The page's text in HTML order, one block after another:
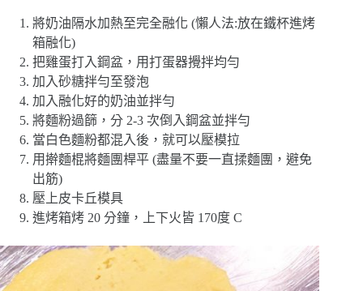
將奶油隔水加熱至完全融化 (懶人法:放在鐵杯進烤
箱融化)
把雞蛋打入鋼盆，用打蛋器攪拌均勻
加入砂糖拌勻至發泡
加入融化好的奶油並拌勻
將麵粉過篩，分 2-3 次倒入鋼盆並拌勻
當白色麵粉都混入後，就可以壓模拉
用擀麵棍將麵團桿平 (盡量不要一直揉麵團，避免
出筋)
壓上皮卡丘模具
進烤箱烤 20 分鐘，上下火皆 170度 C